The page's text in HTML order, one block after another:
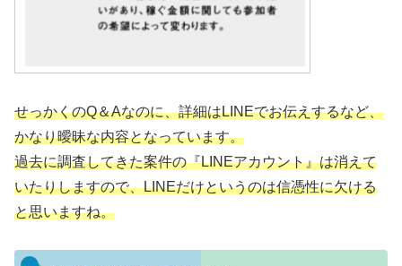
せっかくのQ＆Aなのに、詳細はLINEでお伝えするなど、
かなり曖昧な内容となっています。
過去に調査してきた案件の『LINEアカウント』は消えて
いたりしますので、LINEだけというのは信憑性に欠ける
と思いますね。